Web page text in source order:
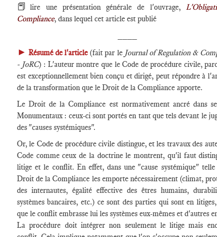
📕lire une présentation générale de l'ouvrage,
Compliance, dans lequel cet article est publié
► Résumé de l'article(fait par le Journal of Regulation &
- JoRC) : L'auteur montre que le Code de procédure civile,
est exceptionnellement bien conçu et dirigé, peut répondre à
de la transformation que le Droit de la Compliance apporte.
Le Droit de la Compliance est normativement ancré dans
Monumentaux : ceux-ci sont portés en tant que tels devant le
des "causes systémiques".
Or, le Code de procédure civile distingue, et les travaux des
Code comme ceux de la doctrine le montrent, qu'il faut
litige et le conflit. En effet, dans une "cause systémique"
Droit de la Compliance les emporte nécessairement (climat,
des internautes, égalité effective des êtres humains,
systèmes bancaires, etc.) ce sont des parties qui sont en
que le conflit embrasse lui les systèmes eux-mêmes et d'autres
La procédure doit intégrer non seulement le litige mais